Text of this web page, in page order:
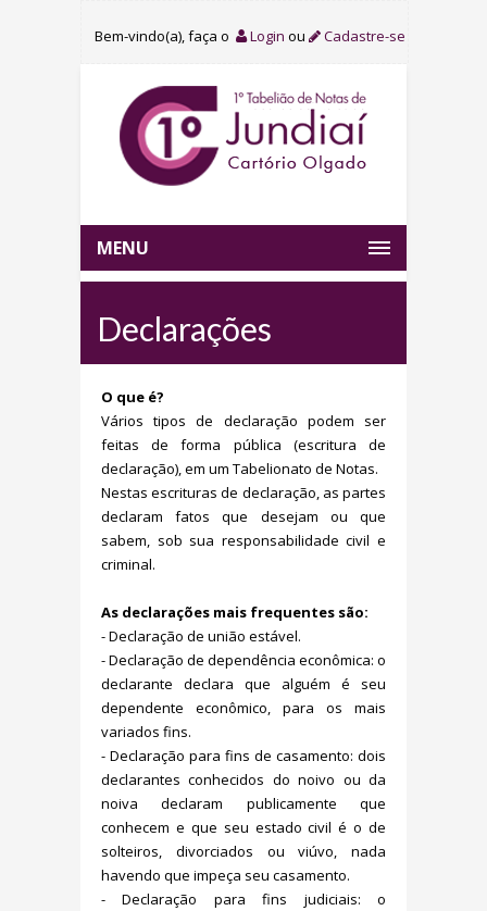
Bem-vindo(a), faça o Login ou Cadastre-se
MENU
Declarações
O que é?
Vários tipos de declaração podem ser
feitas de forma pública (escritura de
declaração), em um Tabelionato de Notas.
Nestas escrituras de declaração, as partes
declaram fatos que desejam ou que
sabem, sob sua responsabilidade civil e
criminal.
As declarações mais frequentes são:
- Declaração de união estável.
- Declaração de dependência econômica: o
declarante declara que alguém é seu
dependente econômico, para os mais
variados fins.
- Declaração para fins de casamento: dois
declarantes conhecidos do noivo ou da
noiva declaram publicamente que
conhecem e que seu estado civil é o de
solteiros, divorciados ou viúvo, nada
havendo que impeça seu casamento.
- Declaração para fins judiciais: o